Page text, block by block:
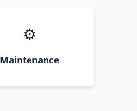
⚙️
Maintenance